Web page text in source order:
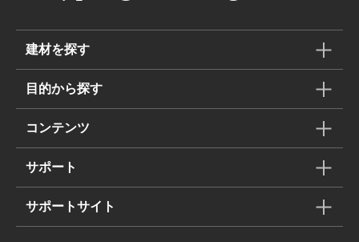
建材を探す
目的から探す
コンテンツ
サポート
サポートサイト